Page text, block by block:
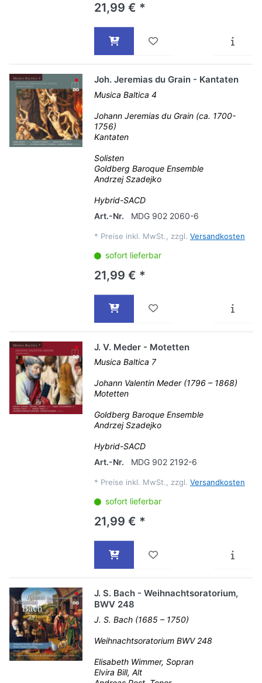
21,99 € *
Joh. Jeremias du Grain - Kantaten
Musica Baltica 4
Johann Jeremias du Grain (ca. 1700-
1756)
Kantaten
Solisten
Goldberg Baroque Ensemble
Andrzej Szadejko
Hybrid-SACD
Art.-Nr.
MDG 902 2060-6
* Preise inkl. MwSt., zzgl. Versandkosten
sofort lieferbar
21,99 € *
J. V. Meder - Motetten
Musica Baltica 7
Johann Valentin Meder (1796 – 1868)
Motetten
Goldberg Baroque Ensemble
Andrzej Szadejko
Hybrid-SACD
Art.-Nr.
MDG 902 2192-6
* Preise inkl. MwSt., zzgl. Versandkosten
sofort lieferbar
21,99 € *
J. S. Bach - Weihnachtsoratorium,
BWV 248
J. S. Bach (1685 – 1750)
Weihnachtsoratorium BWV 248
Elisabeth Wimmer, Sopran
Elvira Bill, Alt